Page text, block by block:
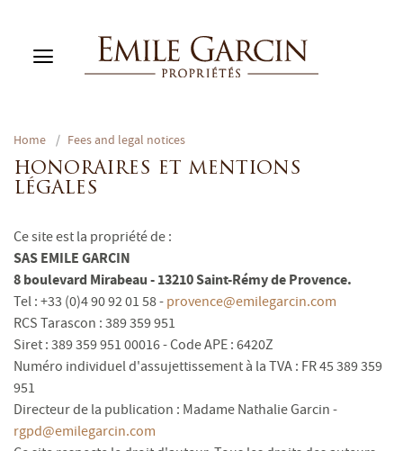
RENT
ESTIMATE MY PROPERTY
Home / Fees and legal notices
HONORAIRES ET MENTIONS
LÉGALES
Ce site est la propriété de :
SAS EMILE GARCIN
8 boulevard Mirabeau - 13210 Saint-Rémy de Provence.
Tel : +33 (0)4 90 92 01 58 - provence@emilegarcin.com
RCS Tarascon : 389 359 951
Siret : 389 359 951 00016 - Code APE : 6420Z
Numéro individuel d'assujettissement à la TVA : FR 45 389 359
951
Directeur de la publication : Madame Nathalie Garcin -
rgpd@emilegarcin.com